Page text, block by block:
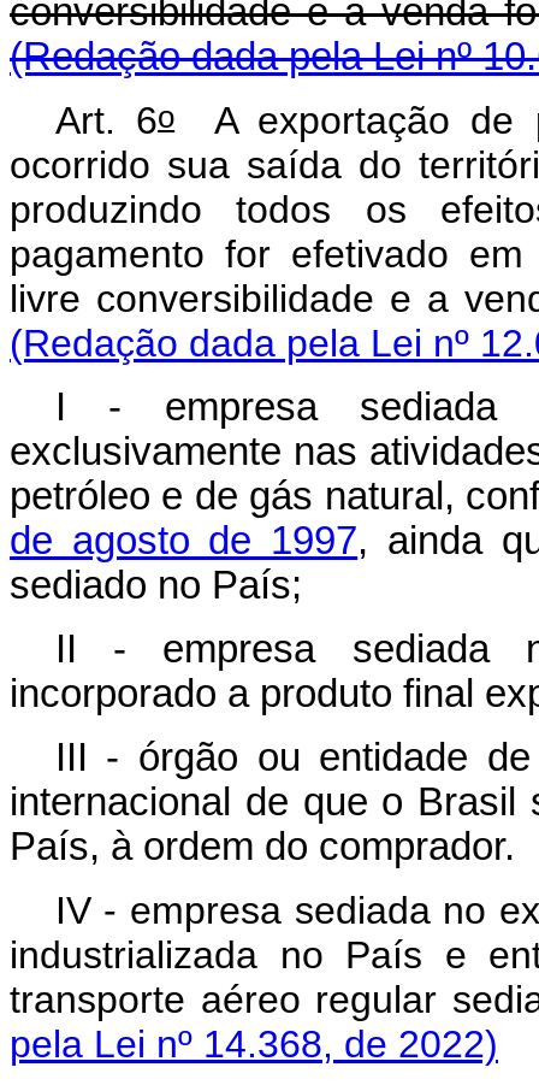
conversibilidade e a
(Redação dada pela Lei nº
Art. 6oA exportação de
ocorrido sua saída do
produzindo todos os
pagamento for efetivado
livre conversibilidade
(Redação dada pela Lei nº
I - empresa sediada
exclusivamente nas
petróleo e de gás natural,
de agosto de 1997, ainda
sediado no País;
II - empresa sediada
incorporado a produto final
III - órgão ou entidade
internacional de que o
País, à ordem do comprador.
IV - empresa sediada no
industrializada no País e
transporte aéreo regular
pela Lei nº 14.368, de 2022)